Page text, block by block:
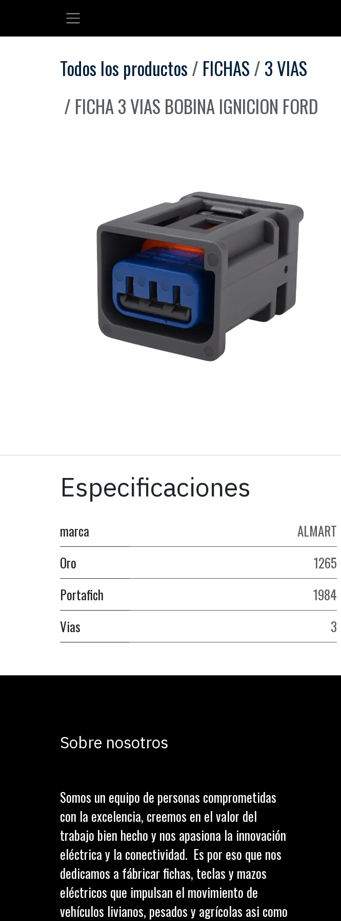
Ir al contenido
Todos los productos FICHAS 3 VIAS
FICHA 3 VIAS BOBINA IGNICION
Especificaciones
marca
ALMART
Oro
1265
Portafich
1984
Vias
3
Sobre nosotros
Somos un equipo de personas comprometidas
con la excelencia, creemos en el valor del
trabajo bien hecho y nos apasiona la innovación
eléctrica y la conectividad. Es por eso que nos
dedicamos a fábricar fichas, teclas y mazos
eléctricos que impulsan el movimiento de
vehículos livianos, pesados y agrícolas asi como